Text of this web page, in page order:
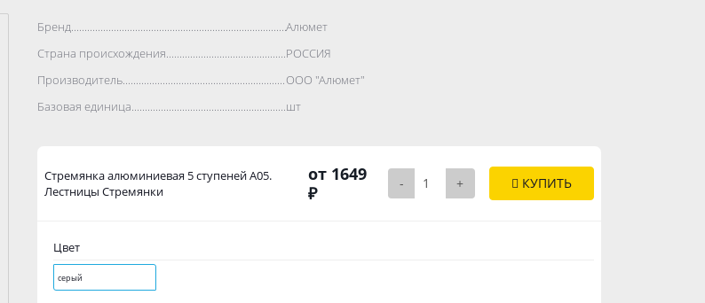
Бренд..................................................................................Алюмет
Страна происхождения..................................................................................
РОССИЯ
Производитель..................................................................................
ООО "Алюмет"
Базовая единица..................................................................................
шт
Стремянка алюминиевая 5 ступеней А05.
Лестницы Стремянки
от 1649
₽
- + КУПИТЬ
Цвет
серый